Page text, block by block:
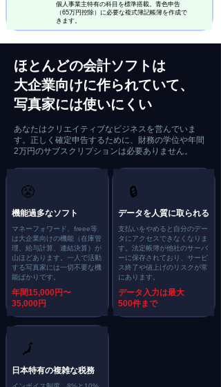
個人事業主特有の科目を標準搭載。青色申告
（65万円控除）に必要な複式簿記帳簿を作成で
きます。
ほとんどの会計ソフトは
大企業向けに作られていて、
写真家には使いにくい
あなたはクリエイティブなビジネスを営んでいま
す。正しく確定申告するために、財務の学位や年間
2万円のサブスクリプションは必要ありません。
😤
機能過多なソフト
マネーフォワード、freee等
は大企業向けの機能（在庫管
理、給与計算、連結決算）が
山ほどあります。一人で活動
する写真家には一切不要な機
能ばかりです。
年間15,000円〜
35,000円
🗾
日本特有の複雑な税務
🔒
データを人質に取られる
支払いをやめると自分のデー
タにアクセスできなくなりま
す。法定帳簿が他社のサーバ
ーに保存されており、サービ
ス終了や値上げのリスクが常
にあります。
データ入力は最大
500件まで